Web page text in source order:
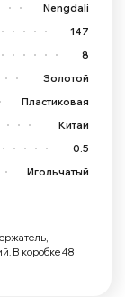
Nengdali
147
8
Золотой
Пластиковая
Китай
0.5
Игольчатый
В коробке 48